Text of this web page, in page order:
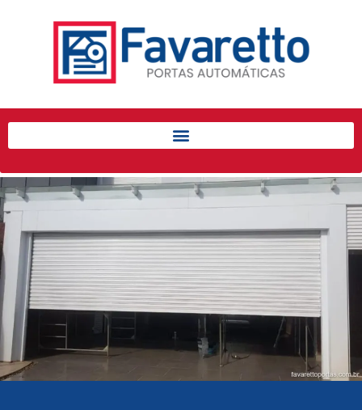
Início
Produtos
Automatizadores
Acessórios Para Portas de
Enrolar
Pintura eletrostática
Portfólio
Contato